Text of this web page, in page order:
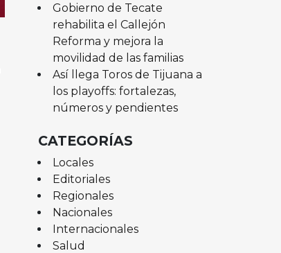
Gobierno de Tecate
rehabilita el Callejón
Reforma y mejora la
movilidad de las familias
Así llega Toros de Tijuana a
los playoffs: fortalezas,
números y pendientes
CATEGORÍAS
Locales
Editoriales
Regionales
Nacionales
Internacionales
Salud